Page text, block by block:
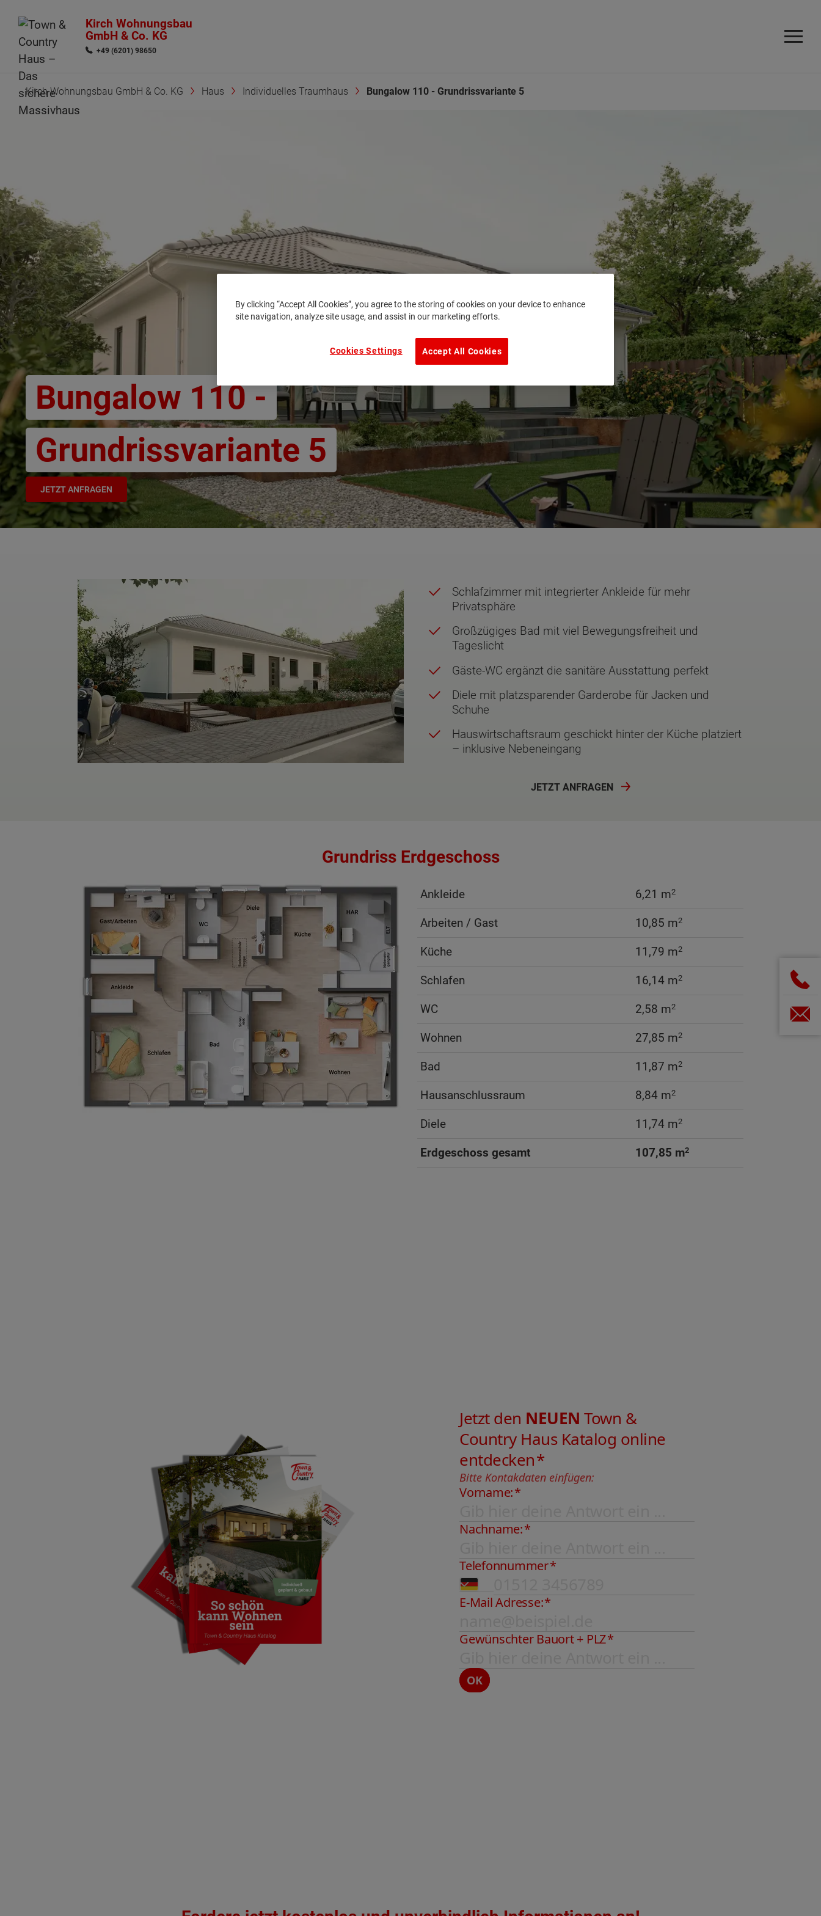
Kirch Wohnungsbau
GmbH & Co. KG
+49 (6201) 98650
Kirch Wohnungsbau GmbH & Co. KG Haus Individuelles Traumhaus Bungalow 110 - Grundrissvariante 5
Bungalow 110 -
Grundrissvariante 5
JETZT ANFRAGEN
Schlafzimmer mit integrierter Ankleide für mehr
Privatsphäre
Großzügiges Bad mit viel Bewegungsfreiheit und
Tageslicht
Gäste-WC ergänzt die sanitäre Ausstattung perfekt
Diele mit platzsparender Garderobe für Jacken und
Schuhe
Hauswirtschaftsraum geschickt hinter der Küche platziert
– inklusive Nebeneingang
JETZT ANFRAGEN
Grundriss Erdgeschoss
Ankleide 6,21 m2
Arbeiten / Gast 10,85 m2
Küche 11,79 m2
Schlafen 16,14 m2
WC 2,58 m2
Wohnen 27,85 m2
Bad 11,87 m2
Hausanschlussraum 8,84 m2
Diele 11,74 m2
Erdgeschoss gesamt 107,85 m2
By clicking “Accept All Cookies”, you agree to the storing of cookies on your device to enhance
site navigation, analyze site usage, and assist in our marketing efforts.
Accept All Cookies
Cookies Settings